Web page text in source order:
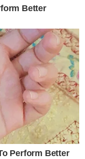
Better
Perform Better